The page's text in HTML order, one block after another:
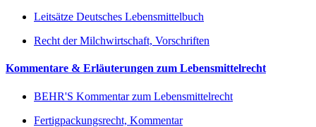
Leitsätze Deutsches Lebensmittelbuch
Recht der Milchwirtschaft, Vorschriften
Kommentare & Erläuterungen zum Lebensmittelrecht
BEHR'S Kommentar zum Lebensmittelrecht
Fertigpackungsrecht, Kommentar